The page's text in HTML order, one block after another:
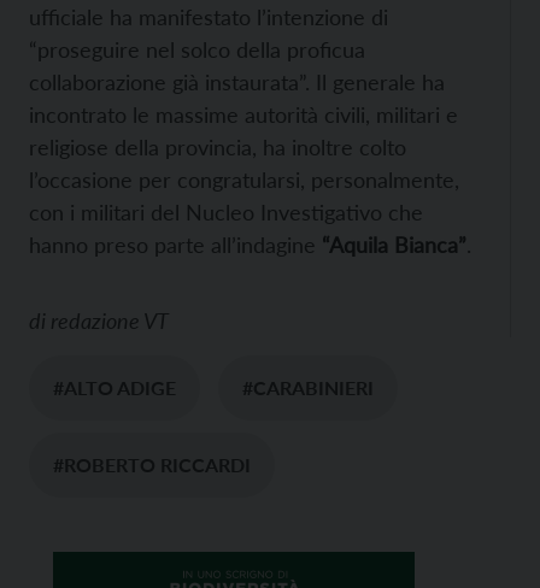
ufficiale ha manifestato l’intenzione di
“proseguire nel solco della proficua
collaborazione già instaurata”. Il generale ha
incontrato le massime autorità civili, militari e
religiose della provincia, ha inoltre colto
l’occasione per congratularsi, personalmente,
con i militari del Nucleo Investigativo che
hanno preso parte all’indagine “Aquila Bianca”.
di redazione VT
#ALTO ADIGE #CARABINIERI
#ROBERTO RICCARDI